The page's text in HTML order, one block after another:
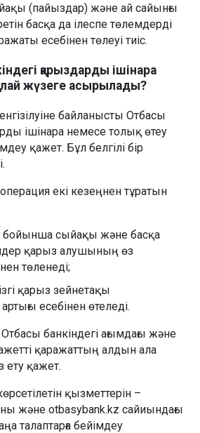
(пайыздар) және ай сайынғы
басқа да ілеспе төлемдерді
есебінен төлеуі тиіс.
қарыздарды ішінара
жүзеге асырылады?
байланысты Отбасы
ішінара немесе толық өтеу
қажет. Бұл белгілі бір
екі кезеңнен тұратын
сыйақы және басқа
қарыз алушының өз
төленеді;
қарыз зейнетақы
есебінен өтеледі.
банкіндегі ағымдағы және
қаражаттың алдын ала
ету қажет.
қызметтерін –
және otbasybank.kz сайиындағы
талаптарға бейімдеу